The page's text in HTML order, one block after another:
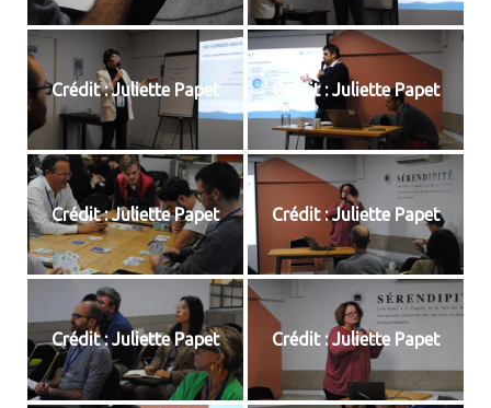
Crédit : Juliette Papet Crédit : Juliette Papet
Crédit : Juliette Papet Crédit : Juliette Papet
Crédit : Juliette Papet Crédit : Juliette Papet